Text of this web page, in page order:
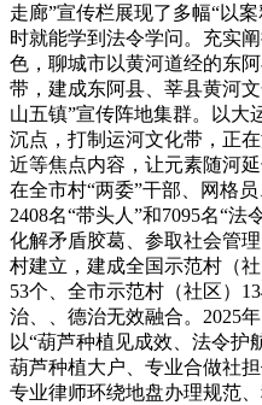
走廊”宣传栏展现了多幅“以
时就能学到法令学问。充实
色，聊城市以黄河道经的东
带，建成东阿县、莘县黄河
山五镇”宣传阵地集群。以大
沉点，打制运河文化带，正
近等焦点内容，让元素随河
在全市村“两委”干部、网格
2408名“带头人”和7095名“法
化解矛盾胶葛、参取社会管
村建立，建成全国示范村（
53个、全市示范村（社区）
治、、德治无效融合。2025
以“葫芦种植见成效、法令护
葫芦种植大户、专业合做社
专业律师环绕地盘办理规范